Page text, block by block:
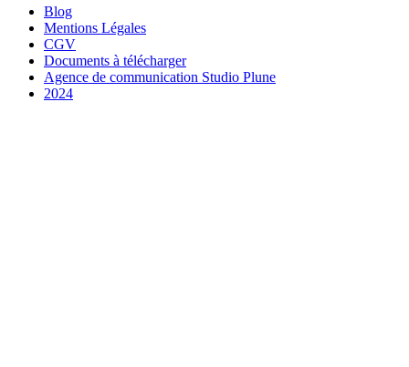
Blog
Mentions Légales
CGV
Documents à télécharger
Agence de communication Studio Plune
2024